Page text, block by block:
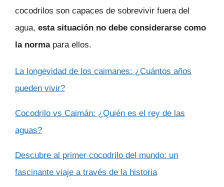
cocodrilos son capaces de sobrevivir fuera del
agua, esta situación no debe considerarse como
la normapara ellos.
La longevidad de los caimanes: ¿Cuántos años
pueden vivir?
Cocodrilo vs Caimán: ¿Quién es el rey de las
aguas?
Descubre al primer cocodrilo del mundo: un
fascinante viaje a través de la historia